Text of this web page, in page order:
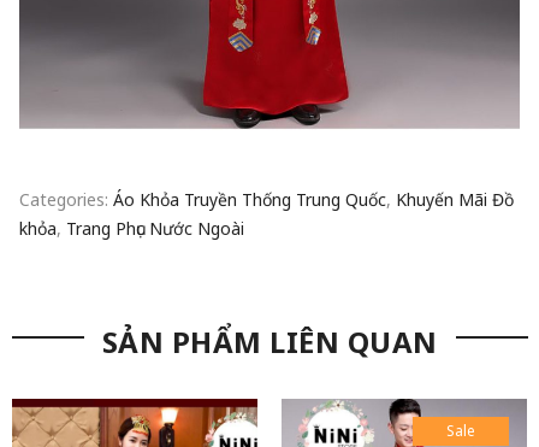
Categories: Áo Khỏa Truyền Thống Trung Quốc, Khuyến Mãi Đồ
khỏa, Trang Phục Nước Ngoài
SẢN PHẨM LIÊN QUAN
Sale